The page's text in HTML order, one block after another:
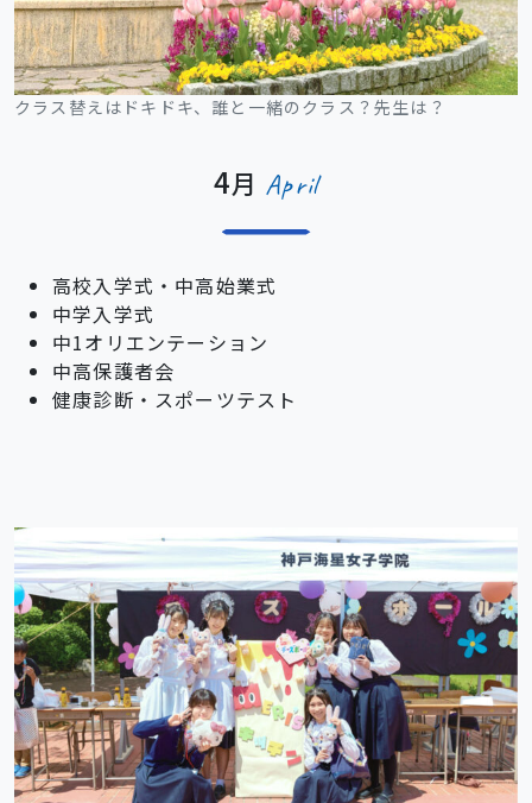
スクールライフ
交通アクセス お問い合わせ
クラス替えはドキドキ、誰と一緒のクラス？先生は？
4月 April
高校入学式・中高始業式
中学入学式
中1オリエンテーション
中高保護者会
健康診断・スポーツテスト